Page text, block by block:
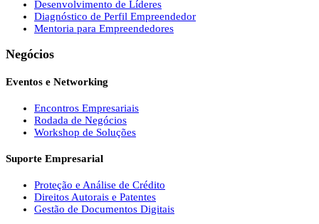
Desenvolvimento de Líderes
Diagnóstico de Perfil Empreendedor
Mentoria para Empreendedores
Negócios
Eventos e Networking
Encontros Empresariais
Rodada de Negócios
Workshop de Soluções
Suporte Empresarial
Proteção e Análise de Crédito
Direitos Autorais e Patentes
Gestão de Documentos Digitais